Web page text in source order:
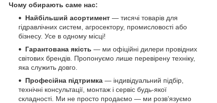
Чому обирають саме нас:
Найбільший асортимент — тисячі товарів для
гідравлічних систем, агросектору, промисловості або
бізнесу. Усе в одному місці!
Гарантована якість — ми офіційні дилери провідних
світових брендів. Пропонуємо лише перевірену техніку,
яка служить довго.
Професійна підтримка — індивідуальний підбір,
технічні консультації, монтаж і сервіс будь-якої
складності. Ми не просто продаємо — ми розв’язуємо